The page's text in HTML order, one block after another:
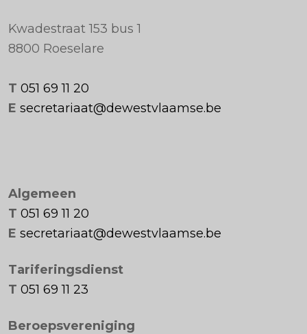
Kwadestraat 153 bus 1
8800 Roeselare
T 051 69 11 20
E secretariaat@dewestvlaamse.be
Algemeen
T 051 69 11 20
E secretariaat@dewestvlaamse.be
Tariferingsdienst
T 051 69 11 23
Beroepsvereniging